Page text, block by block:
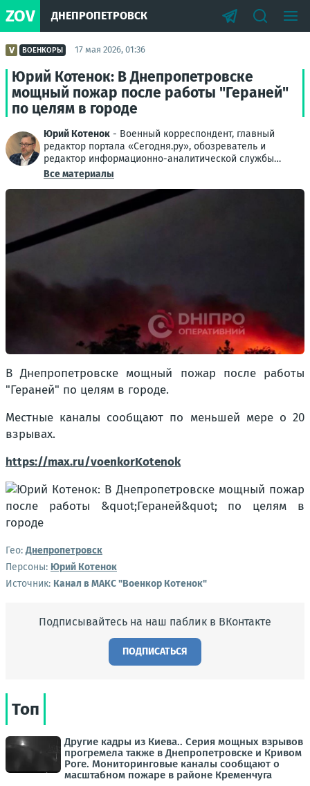
ZOV ДНЕПРОПЕТРОВСК
ВОЕНКОРЫ 17 мая 2026, 01:36
Юрий Котенок: В Днепропетровске
мощный пожар после работы "Гераней"
по целям в городе
Юрий Котенок - Военный корреспондент, главный
редактор портала «Сегодня.ру», обозреватель и
редактор информационно-аналитической службы
Донбасса
Все материалы
В Днепропетровске мощный пожар после работы
"Гераней" по целям в городе.
Местные каналы сообщают по меньшей мере о 20
взрывах.
https://max.ru/voenkorKotenok
Гео:Днепропетровск
Персоны: Юрий Котенок
Источник: Канал в МАКС "Военкор Котенок"
Подписывайтесь на наш паблик в ВКонтакте
ПОДПИСАТЬСЯ
Топ
Другие кадры из Киева.. Серия мощных взрывов
прогремела также в Днепропетровске и Кривом
Роге. Мониторинговые каналы сообщают о
масштабном пожаре в районе Кременчуга